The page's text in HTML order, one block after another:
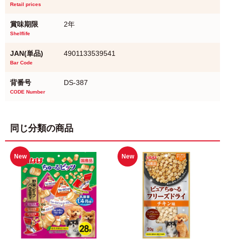
Retail prices
賞味期限
Shelflife
2年
JAN(単品)
Bar Code
4901133539541
背番号
CODE Number
DS-387
同じ分類の商品
New New